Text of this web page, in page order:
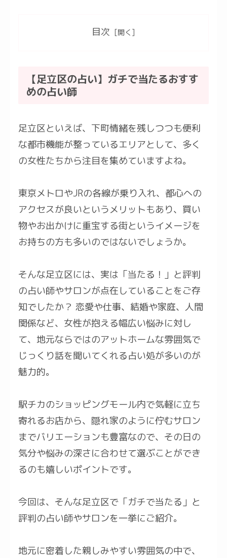
目次
【足立区の占い】ガチで当たるおすす
めの占い師
足立区といえば、下町情緒を残しつつも便利
な都市機能が整っているエリアとして、多く
の女性たちから注目を集めていますよね。
東京メトロやJRの各線が乗り入れ、都心への
アクセスが良いというメリットもあり、買い
物やお出かけに重宝する街というイメージを
お持ちの方も多いのではないでしょうか。
そんな足立区には、実は「当たる！」と評判
の占い師やサロンが点在していることをご存
知でしたか？ 恋愛や仕事、結婚や家庭、人間
関係など、女性が抱える幅広い悩みに対し
て、地元ならではのアットホームな雰囲気で
じっくり話を聞いてくれる占い処が多いのが
魅力的。
駅チカのショッピングモール内で気軽に立ち
寄れるお店から、隠れ家のように佇むサロン
までバリエーションも豊富なので、その日の
気分や悩みの深さに合わせて選ぶことができ
るのも嬉しいポイントです。
今回は、そんな足立区で「ガチで当たる」と
評判の占い師やサロンを一挙にご紹介。
地元に密着した親しみやすい雰囲気の中で、